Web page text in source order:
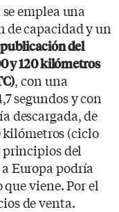
emplea una
de capacidad y un
del
y 120 kilómetros
, con una
segundos y con
descargada, de
kilómetros (ciclo
principios del
Europa podría
viene. Por el
de venta.